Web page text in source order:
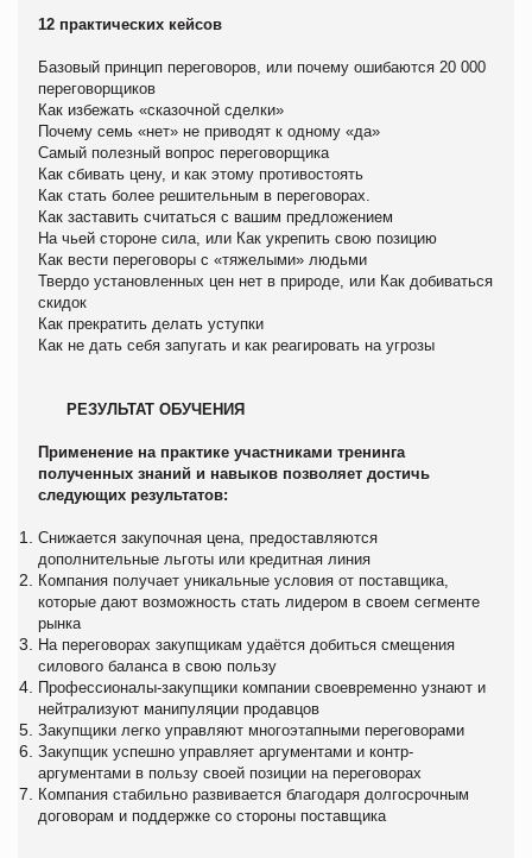
12 практических кейсов
Базовый принцип переговоров, или почему ошибаются 20 000
переговорщиков
Как избежать «сказочной сделки»
Почему семь «нет» не приводят к одному «да»
Самый полезный вопрос переговорщика
Как сбивать цену, и как этому противостоять
Как стать более решительным в переговорах.
Как заставить считаться с вашим предложением
На чьей стороне сила, или Как укрепить свою позицию
Как вести переговоры с «тяжелыми» людьми
Твердо установленных цен нет в природе, или Как добиваться
скидок
Как прекратить делать уступки
Как не дать себя запугать и как реагировать на угрозы
РЕЗУЛЬТАТ ОБУЧЕНИЯ
Применение на практике участниками тренинга
полученных знаний и навыков позволяет достичь
следующих результатов:
Снижается закупочная цена, предоставляются
дополнительные льготы или кредитная линия
Компания получает уникальные условия от поставщика,
которые дают возможность стать лидером в своем сегменте
рынка
На переговорах закупщикам удаётся добиться смещения
силового баланса в свою пользу
Профессионалы-закупщики компании своевременно узнают и
нейтрализуют манипуляции продавцов
Закупщики легко управляют многоэтапными переговорами
Закупщик успешно управляет аргументами и контр-
аргументами в пользу своей позиции на переговорах
Компания стабильно развивается благодаря долгосрочным
договорам и поддержке со стороны поставщика